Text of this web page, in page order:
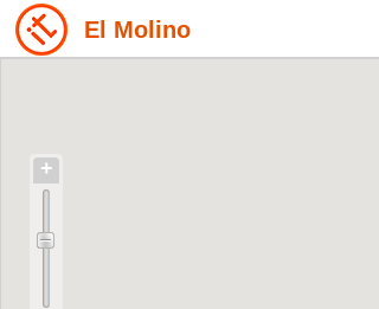
El Molino
+